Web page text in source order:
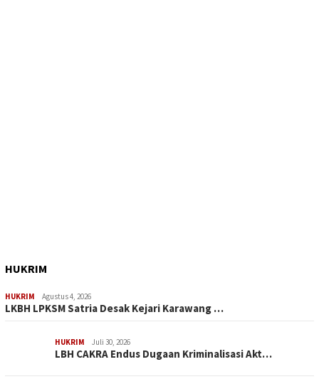
HUKRIM
HUKRIM Agustus 4, 2026
LKBH LPKSM Satria Desak Kejari Karawang …
HUKRIM Juli 30, 2026
LBH CAKRA Endus Dugaan Kriminalisasi Akt…